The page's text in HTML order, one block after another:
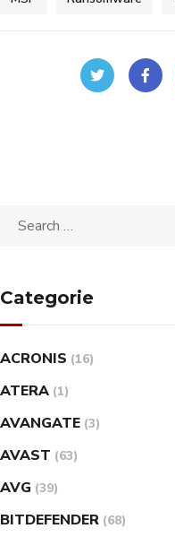
Categorie
ACRONIS (16)
ATERA (1)
AVANGATE (3)
AVAST (63)
AVG (39)
BITDEFENDER (68)